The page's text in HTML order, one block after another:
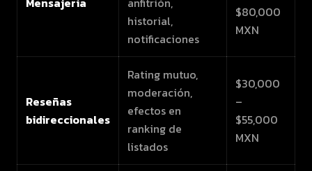
historial,
notificaciones
$80,000
MXN
Reseñas
bidireccionales
Rating mutuo,
moderación,
efectos en
ranking de
listados
$30,000
–
$55,000
MXN